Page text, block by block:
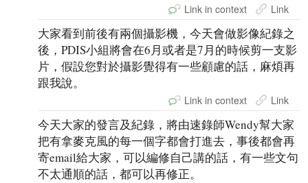
Link in context Link
大家看到前後有兩個攝影機，今天會做影像紀錄之
後，PDIS小組將會在6月或者是7月的時候剪一支影
片，假設您對於攝影覺得有一些顧慮的話，麻煩再
跟我說。
Link in context Link
今天大家的發言及紀錄，將由速錄師Wendy幫大家
把有拿麥克風的每一個字都會打進去，事後都會再
寄email給大家，可以編修自己講的話，有一些文句
不太通順的話，都可以再修正。